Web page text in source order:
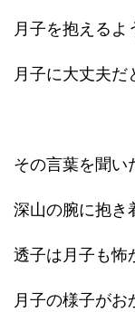
月子を抱えるよ
月子に大丈夫だ
その言葉を聞い
深山の腕に抱き
透子は月子も怖
月子の様子がお